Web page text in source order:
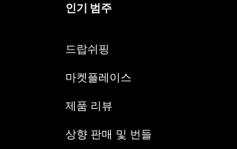
인기 범주
드랍쉬핑
마켓플레이스
제품 리뷰
상향 판매 및 번들